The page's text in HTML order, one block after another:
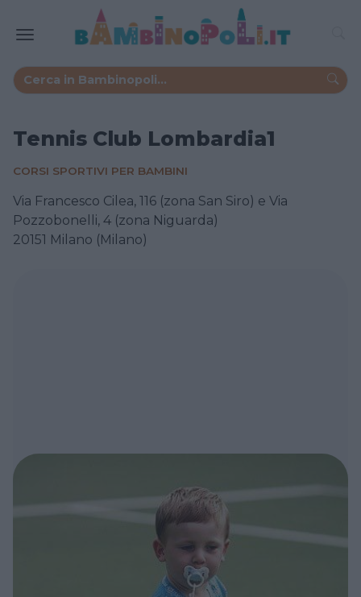
Tennis Club Lombardia1
CORSI SPORTIVI PER BAMBINI
Via Francesco Cilea, 116 (zona San Siro) e Via
Pozzobonelli, 4 (zona Niguarda)
20151 Milano (Milano)